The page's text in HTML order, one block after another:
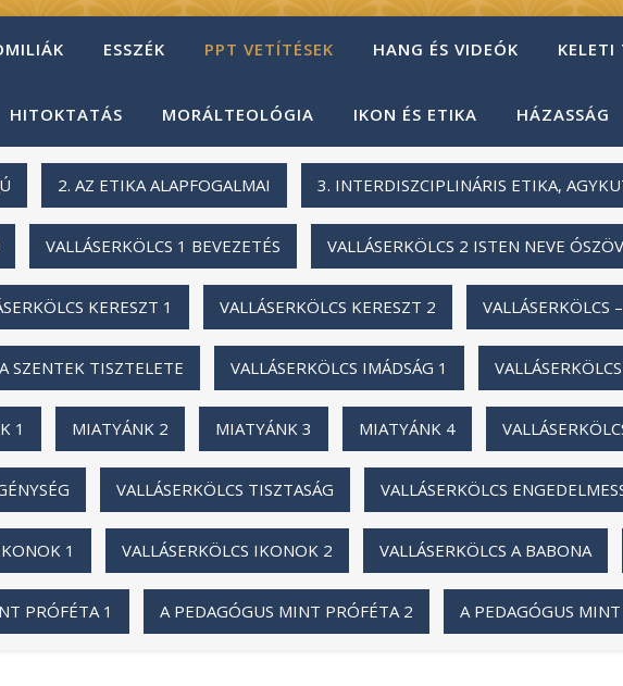
ESSZÉK PPT VETÍTÉSEK HANG ÉS VIDEÓK KELETI
HITOKTATÁS MORÁLTEOLÓGIA IKON ÉS ETIKA HÁZASSÁG
2. AZ ETIKA ALAPFOGALMAI 3. INTERDISZCIPLINÁRIS ETIKA,
VALLÁSERKÖLCS 1 BEVEZETÉS VALLÁSERKÖLCS 2 ISTEN NEVE ÓSZÖV
KERESZT 1 VALLÁSERKÖLCS KERESZT 2 VALLÁSERKÖLCS
SZENTEK TISZTELETE VALLÁSERKÖLCS IMÁDSÁG 1
1 MIATYÁNK 2 MIATYÁNK 3 MIATYÁNK 4
VALLÁSERKÖLCS TISZTASÁG VALLÁSERKÖLCS
1 VALLÁSERKÖLCS IKONOK 2 VALLÁSERKÖLCS A BABONA
PRÓFÉTA 1 A PEDAGÓGUS MINT PRÓFÉTA 2 A PEDAGÓGUS